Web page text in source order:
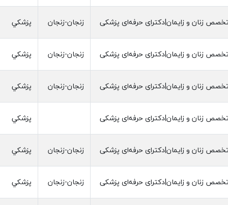
تخصص زنان و زایمان|دکترای حرفه‌ای پزشکی زنجان-زنجان پزشکي
تخصص زنان و زایمان|دکترای حرفه‌ای پزشکی زنجان-زنجان پزشکي
تخصص زنان و زایمان|دکترای حرفه‌ای پزشکی زنجان-زنجان پزشکي
تخصص زنان و زایمان|دکترای حرفه‌ای پزشکی پزشکي
تخصص زنان و زایمان|دکترای حرفه‌ای پزشکی زنجان-زنجان پزشکي
تخصص زنان و زایمان|دکترای حرفه‌ای پزشکی زنجان-زنجان پزشکي